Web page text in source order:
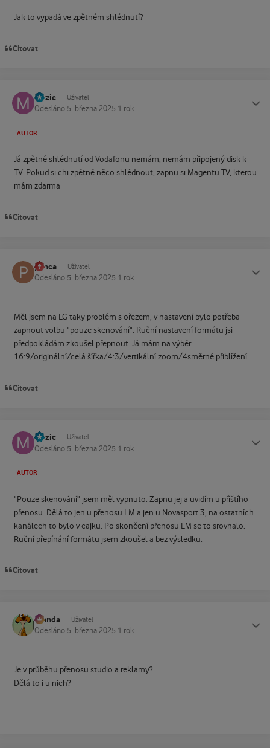
Jak to vypadá ve zpětném shlédnutí?
Citovat
mrzic Uživatel
Odesláno 5. března 2025 1 rok
AUTOR
Já zpětné shlédnutí od Vodafonu nemám, nemám připojený disk k
TV. Pokud si chi zpětně něco shlédnout, zapnu si Magentu TV, kterou
mám zdarma
Citovat
penca Uživatel
Odesláno 5. března 2025 1 rok
Měl jsem na LG taky problém s ořezem, v nastavení bylo potřeba
zapnout volbu "pouze skenování". Ruční nastavení formátu jsi
předpokládám zkoušel přepnout. Já mám na výběr
16:9/originální/celá šířka/4:3/vertikální zoom/4směrné přiblížení.
Citovat
mrzic Uživatel
Odesláno 5. března 2025 1 rok
AUTOR
"Pouze skenování" jsem měl vypnuto. Zapnu jej a uvidím u příštího
přenosu. Dělá to jen u přenosu LM a jen u Novasport 3, na ostatních
kanálech to bylo v cajku. Po skončení přenosu LM se to srovnalo.
Ruční přepínání formátu jsem zkoušel a bez výsledku.
Citovat
Standa Uživatel
Odesláno 5. března 2025 1 rok
Je v průběhu přenosu studio a reklamy?
Dělá to i u nich?